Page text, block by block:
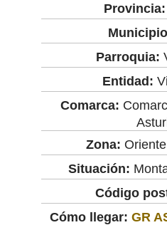
Provincia:
Parroquia:
Entidad:
Comarca:
Zona:
Situación:
Código
Cómo llegar: GR